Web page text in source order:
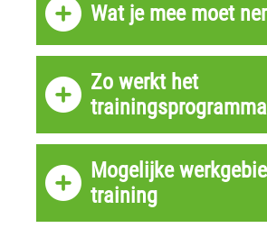
Wat je mee moet
Zo werkt het
trainingsprogramma
Mogelijke
training